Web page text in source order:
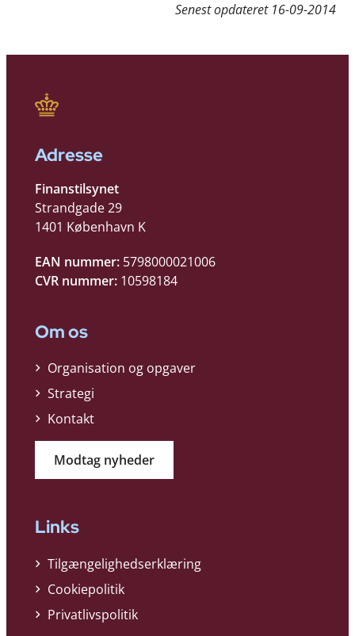
Senest opdateret 16-09-2014
Adresse
Finanstilsynet
Strandgade 29
1401 København K
EAN nummer: 5798000021006
CVR nummer: 10598184
Om os
Organisation og opgaver
Strategi
Kontakt
Modtag nyheder
Links
Tilgængelighedserklæring
Cookiepolitik
Privatlivspolitik